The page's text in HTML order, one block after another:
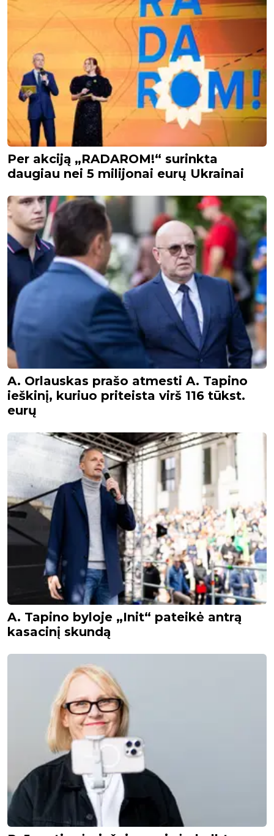
Per akciją „RADAROM!“ surinkta
daugiau nei 5 milijonai eurų Ukrainai
A. Orlauskas prašo atmesti A. Tapino
ieškinį, kuriuo priteista virš 116 tūkst.
eurų
A. Tapino byloje „Init“ pateikė antrą
kasacinį skundą